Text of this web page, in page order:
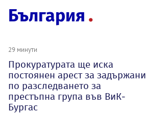
България
29 минути
Прокуратурата ще иска
постоянен арест за задържани
по разследването за
престъпна група във ВиК-
Бургас